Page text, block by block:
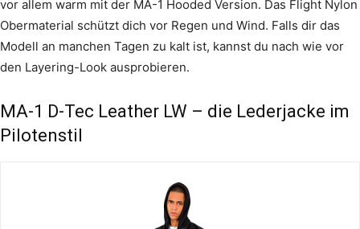
vor allem warm mit der MA-1 Hooded Version. Das Flight Nylon
Obermaterial schützt dich vor Regen und Wind. Falls dir das
Modell an manchen Tagen zu kalt ist, kannst du nach wie vor
den Layering-Look ausprobieren.
MA-1 D-Tec Leather LW – die Lederjacke im
Pilotenstil